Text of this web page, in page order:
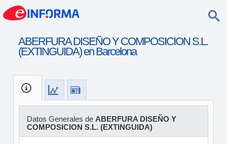
ABERFURA DISEÑO Y COMPOSICION S.L.
(EXTINGUIDA) en Barcelona
Datos Generales de ABERFURA DISEÑO Y
COMPOSICION S.L. (EXTINGUIDA)